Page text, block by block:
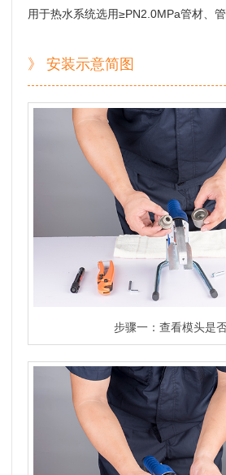
用于热水系统选用≥PN2.0MPa管材、管
》 安装示意简图
步骤一：查看模头是